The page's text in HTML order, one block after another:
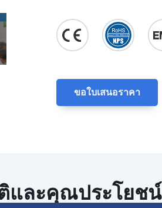
ขอใบเสนอราคา
ละคุณประโยชน์